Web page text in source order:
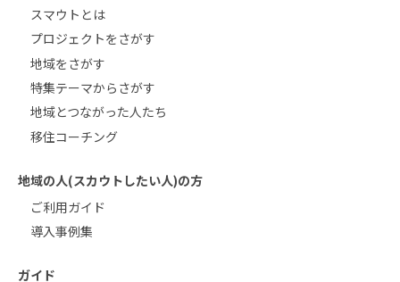
スマウトとは
プロジェクトをさがす
地域をさがす
特集テーマからさがす
地域とつながった人たち
移住コーチング
地域の人(スカウトしたい人)の方
ご利用ガイド
導入事例集
ガイド